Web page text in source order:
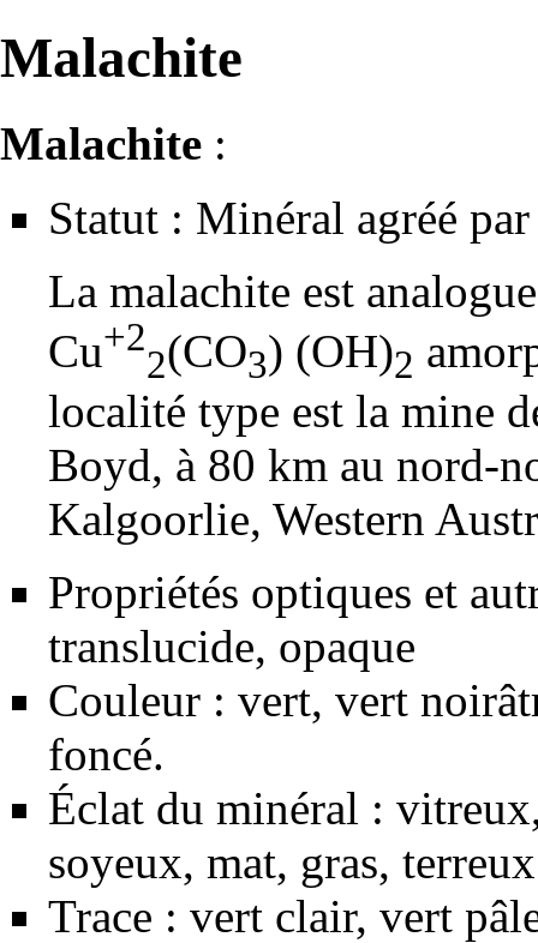
Malachite
Malachite :
Statut : Minéral agréé
La malachite est analogue
Cu+2
2(CO3) (OH)2
localité type est la mine
Boyd, à 80 km au nord-
Kalgoorlie, Western
Propriétés optiques et
translucide, opaque
Couleur : vert, vert
foncé.
Éclat du minéral :
soyeux, mat, gras,
Trace : vert clair, vert